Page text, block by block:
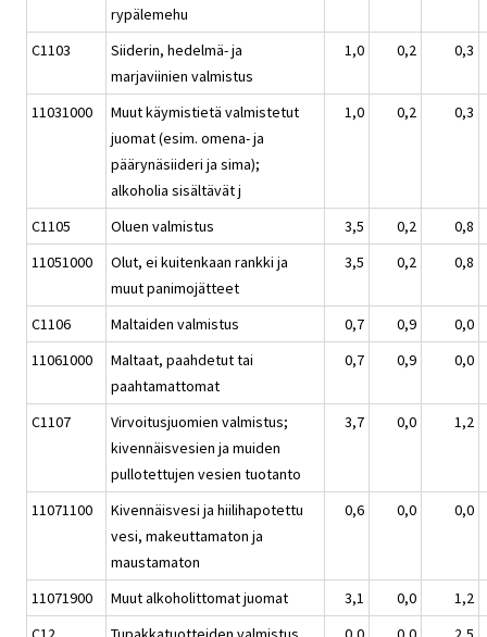
rypälemehu
C1103
Siiderin, hedelmä- ja
marjaviinien valmistus
1,0 0,2 0,3
11031000
Muut käymistietä valmistetut
juomat (esim. omena- ja
päärynäsiideri ja sima);
alkoholia sisältävät j
1,0 0,2 0,3
C1105 Oluen valmistus 3,5 0,2
0,8
11051000
Olut, ei kuitenkaan rankki ja
muut panimojätteet
3,5 0,2 0,8
C1106 Maltaiden valmistus 0,7 0,9
0,0
11061000
Maltaat, paahdetut tai
paahtamattomat
0,7 0,9 0,0
C1107
Virvoitusjuomien valmistus;
kivennäisvesien ja muiden
pullotettujen vesien tuotanto
3,7 0,0 1,2
11071100
Kivennäisvesi ja hiilihapotettu
vesi, makeuttamaton ja
maustamaton
0,6 0,0 0,0
11071900 Muut alkoholittomat juomat 3,1 0,0
1,2